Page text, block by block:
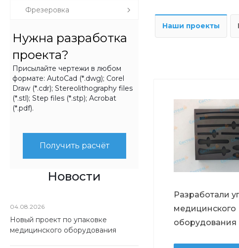
Фрезеровка
Нужна разработка
проекта?
Присылайте чертежи в любом
формате: AutoCad (*.dwg); Corel
Draw (*.cdr); Stereolithography files
(*.stl); Step files (*.stp); Acrobat
(*.pdf).
Получить расчёт
Новости
04.08.2026
Новый проект по упаковке
медицинского оборудования
Наши проекты
Разработали
медицинского
оборудования